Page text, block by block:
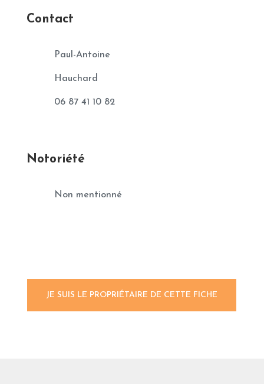
Contact
Paul-Antoine
Hauchard
06 87 41 10 82
Notoriété
Non mentionné
JE SUIS LE PROPRIÉTAIRE DE CETTE FICHE